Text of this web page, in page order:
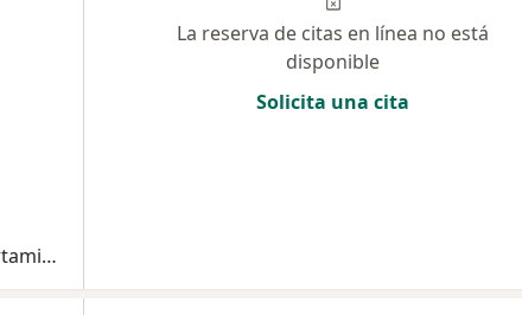
Atención integral en adicciones y comportamiento
La reserva de citas en línea no está
disponible
Solicita una cita